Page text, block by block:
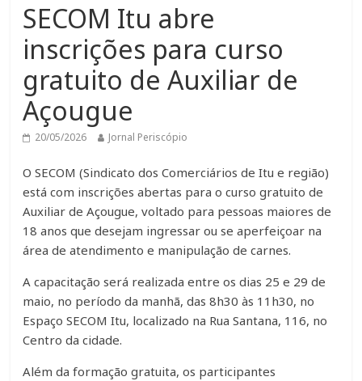
SECOM Itu abre
inscrições para curso
gratuito de Auxiliar de
Açougue
20/05/2026 Jornal Periscópio
O SECOM (Sindicato dos Comerciários de Itu e região)
está com inscrições abertas para o curso gratuito de
Auxiliar de Açougue, voltado para pessoas maiores de
18 anos que desejam ingressar ou se aperfeiçoar na
área de atendimento e manipulação de carnes.
A capacitação será realizada entre os dias 25 e 29 de
maio, no período da manhã, das 8h30 às 11h30, no
Espaço SECOM Itu, localizado na Rua Santana, 116, no
Centro da cidade.
Além da formação gratuita, os participantes